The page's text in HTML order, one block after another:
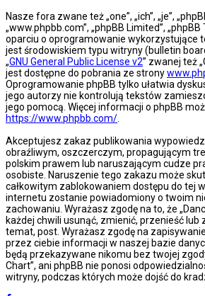
Nasze fora zwane też „one”, „ich”, „je”,
„www.phpbb.com”, „phpBB Limited”, „phpBB
oparciu o oprogramowanie wykorzystujące
jest środowiskiem typu witryny (bulletin
„GNU General Public License v2” zwanej też
jest dostępne do pobrania ze strony
Oprogramowanie phpBB tylko ułatwia
jego autorzy nie kontrolują tekstów
jego pomocą. Więcej informacji o phpBB
https://www.phpbb.com/
Akceptujesz zakaz publikowania
obraźliwym, oszczerczym, propagującym
polskim prawem lub naruszającym cudze
osobiste. Naruszenie tego zakazu może
całkowitym zablokowaniem dostępu do tej
internetu zostanie powiadomiony o twoim
zachowaniu. Wyrażasz zgodę na to, że
każdej chwili usunąć, zmienić, przenieść lub
temat, post. Wyrażasz zgodę na
przez ciebie informacji w naszej bazie
będą przekazywane nikomu bez twojej
Chart”, ani phpBB nie ponosi
witryny, podczas których może dojść do